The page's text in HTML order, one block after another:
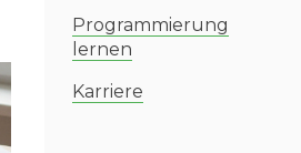
Programmierung
lernen
Karriere